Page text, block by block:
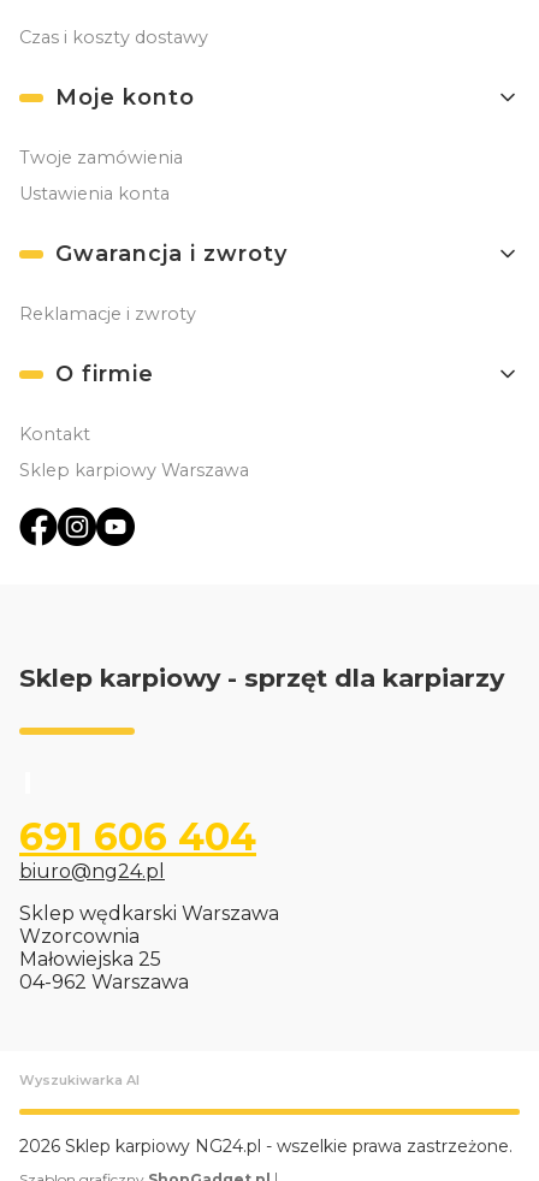
Czas i koszty dostawy
Moje konto
Twoje zamówienia
Ustawienia konta
Gwarancja i zwroty
Reklamacje i zwroty
O firmie
Kontakt
Sklep karpiowy Warszawa
Sklep karpiowy - sprzęt dla karpiarzy
691 606 404
biuro@ng24.pl
Sklep wędkarski Warszawa
Wzorcownia
Małowiejska 25
04-962 Warszawa
Wyszukiwarka AI
2026 Sklep karpiowy NG24.pl - wszelkie prawa zastrzeżone.